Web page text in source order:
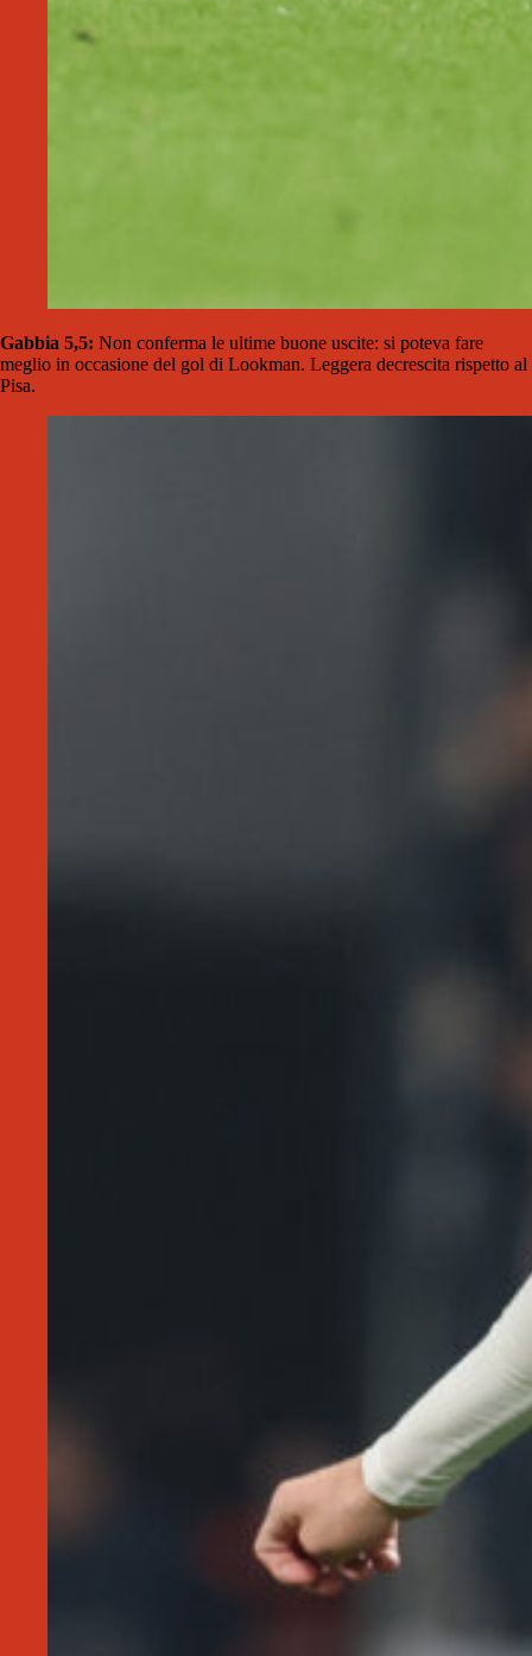
Gabbia 5,5: Non conferma le ultime buone uscite: si poteva fare
meglio in occasione del gol di Lookman. Leggera decrescita rispetto al
Pisa.